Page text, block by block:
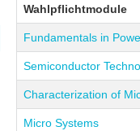
Wahlpflichtmodule
Fundamentals in
Semiconductor
Characterization of
Micro Systems